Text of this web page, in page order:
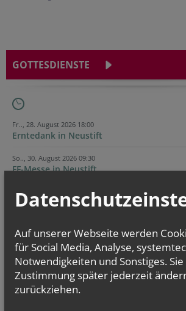
GOTTESDIENSTE
Fr.., 28. August 2026 18:00
Erntedank in Neustift
So.., 30. August 2026 09:30
FF-Messe in Neustift
Fr.., 11. September 2026 14:00
Radwallfahrt nach Maria Ponsee
Mt 17, 14b–20
Wenn ihr Glauben habt, wird euch nichts unmöglich
Auf unserer Webseite werden
für Social Media, Analyse,
Notwendigkeiten und Sonstiges.
Zustimmung später jederzeit
zurückziehen.